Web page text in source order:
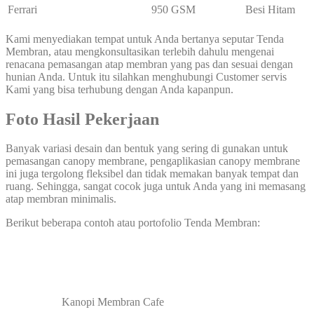
Ferrari
950 GSM Besi Hitam
Kami menyediakan tempat untuk Anda bertanya seputar Tenda
Membran, atau mengkonsultasikan terlebih dahulu mengenai
renacana pemasangan atap membran yang pas dan sesuai dengan
hunian Anda. Untuk itu silahkan menghubungi Customer servis
Kami yang bisa terhubung dengan Anda kapanpun.
Foto Hasil Pekerjaan
Banyak variasi desain dan bentuk yang sering di gunakan untuk
pemasangan canopy membrane, pengaplikasian canopy membrane
ini juga tergolong fleksibel dan tidak memakan banyak tempat dan
ruang. Sehingga, sangat cocok juga untuk Anda yang ini memasang
atap membran minimalis.
Berikut beberapa contoh atau portofolio Tenda Membran:
Kanopi Membran Cafe